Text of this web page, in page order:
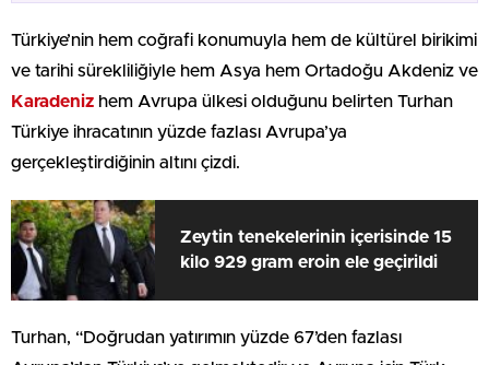
Türkiye’nin hem coğrafi konumuyla hem de kültürel birikimi
ve tarihi sürekliliğiyle hem Asya hem Ortadoğu Akdeniz ve
Karadeniz hem Avrupa ülkesi olduğunu belirten Turhan
Türkiye ihracatının yüzde fazlası Avrupa’ya
gerçekleştirdiğinin altını çizdi.
Zeytin tenekelerinin içerisinde 15
kilo 929 gram eroin ele geçirildi
Turhan, “Doğrudan yatırımın yüzde 67’den fazlası